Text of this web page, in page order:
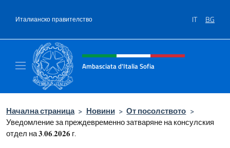
Италианско правителство IT BG
Intestazione sito, social e menù
Ambasciata d'Italia Sofia
Начална страница > Новини > От посолството >
Уведомление за преждевременно затваряне на консулския
отдел на 𝟑.𝟎𝟔.𝟐𝟎𝟐𝟔 г.